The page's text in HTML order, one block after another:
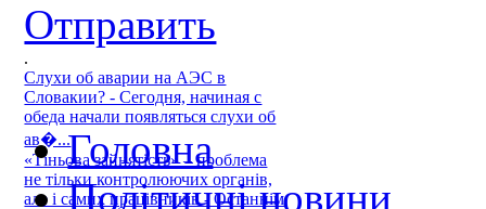
Отправить
.
Слухи об аварии на АЭС в
Словакии? - Сегодня, начиная с
обеда начали появляться слухи об
ав�...
«Тіньова зайнятість» – проблема
не тільки контролюючих органів,
але і самих працівників - Останнім
Головна
Політичні новини